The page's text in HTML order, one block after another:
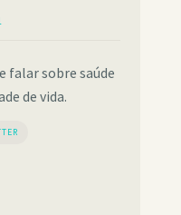
falar sobre saúde
de vida.